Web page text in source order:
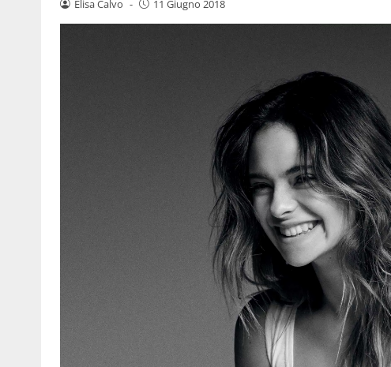
Elisa Calvo - 11 Giugno 2018